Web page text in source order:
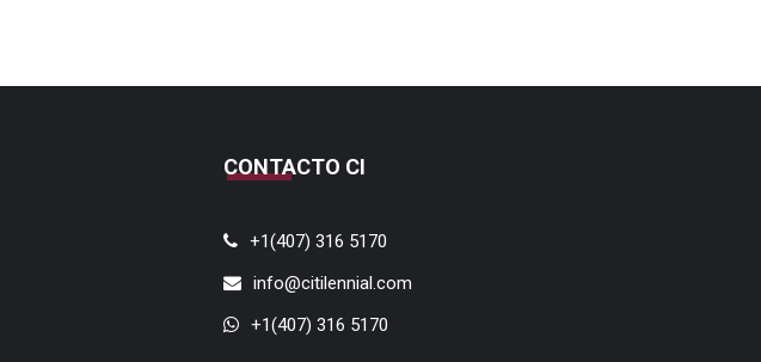
CONTACTO CI
+1(407) 316 5170
info@citilennial.com
+1(407) 316 5170